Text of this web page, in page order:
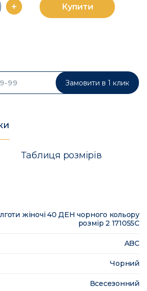
+ Купити
Замовити в 1 клик
Таблиця розмірів
жіночі 40 ДЕН чорного кольору
розмір 2 171055C
ABC
Чорний
Всесезонний